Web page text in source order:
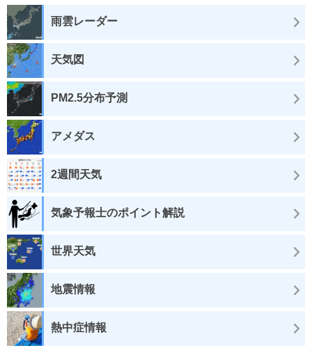
雨雲レーダー
天気図
PM2.5分布予測
アメダス
2週間天気
気象予報士のポイント解説
世界天気
地震情報
熱中症情報